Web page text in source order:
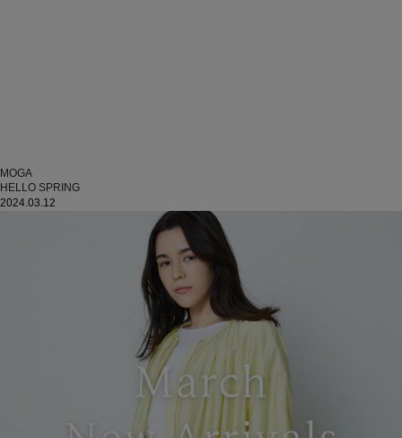
MOGA
HELLO SPRING
2024.03.12